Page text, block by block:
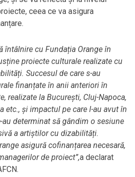
ceea ce va asigura
întâlnire cu Fundația Orange în
proiecte culturale realizate cu
Succesul de care s-au
finanțate în anii anteriori în
realizate la București, Cluj-Napoca,
etc., și impactul pe care l-au avut în
determinat să gândim o sesiune
a artiștilor cu dizabilități.
asigură cofinanțarea necesară,
de proiect”,a declarat